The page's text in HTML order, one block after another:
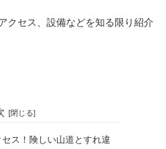
クセス、設備などを知る限り紹介
ス！険しい山道とすれ違